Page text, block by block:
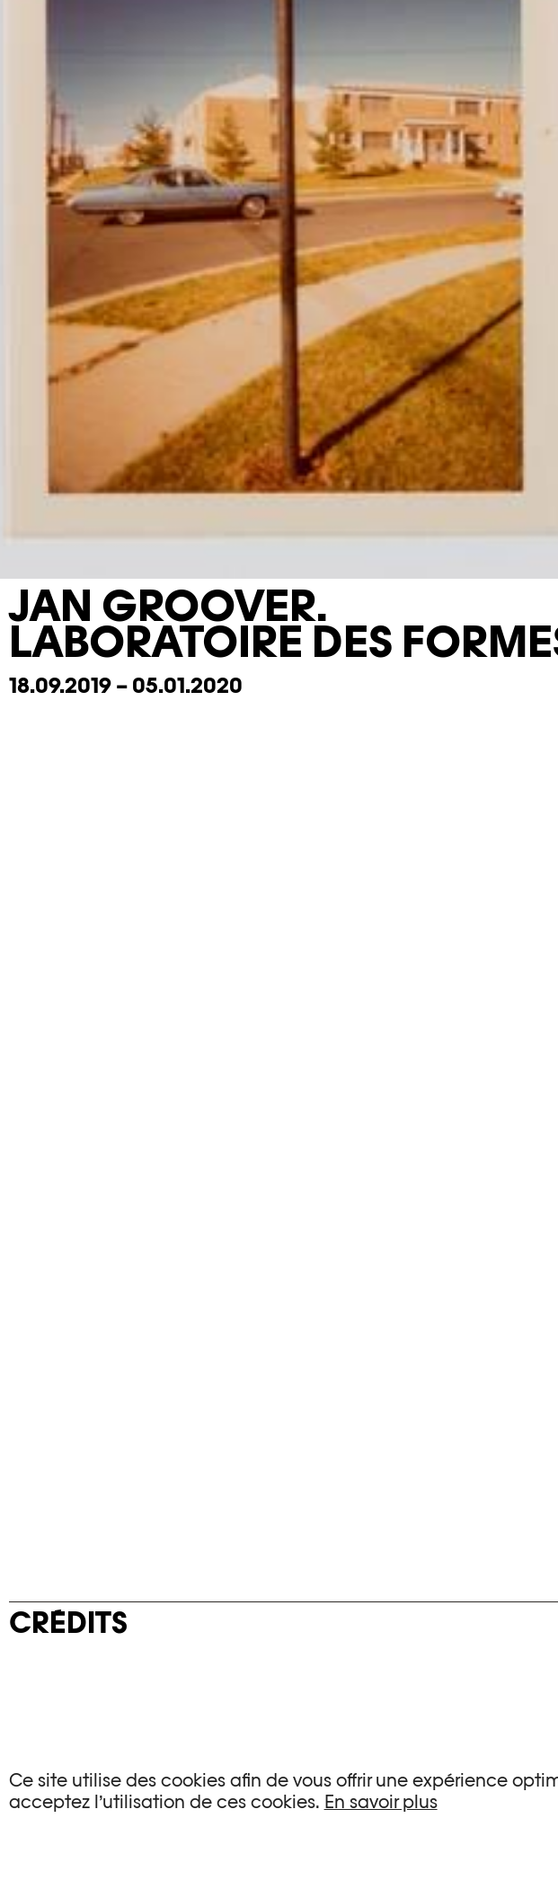
Ce site utilise des cookies afin de vous offrir une expérience
acceptez l’utilisation de ces cookies. En savoir plus
JAN GROOVER.
LABORATOIRE DES
18.09.2019 – 05.01.2020
CRÉDITS
VIDÉO